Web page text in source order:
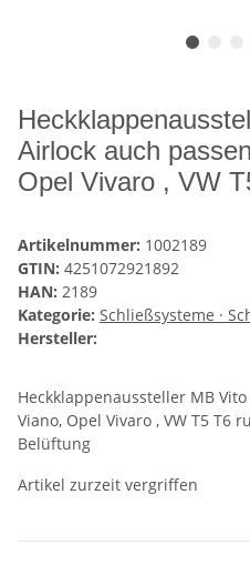
Airlock auch
Opel Vivaro , VW
Artikelnummer: 1002189
GTIN: 4251072921892
HAN: 2189
Kategorie: Schließsysteme ·
Hersteller:
Heckklappenaussteller MB
Viano, Opel Vivaro , VW T5 T6
Belüftung
Artikel zurzeit vergriffen